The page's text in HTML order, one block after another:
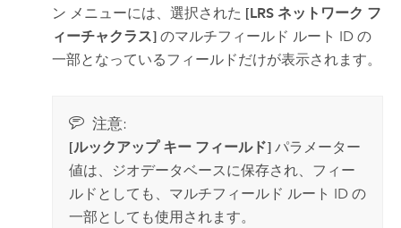
ン メニューには、選択された [LRS ネットワーク フ
ィーチャクラス] のマルチフィールド ルート ID の
一部となっているフィールドだけが表示されます。
注意:
[ルックアップ キー フィールド]パラメーター
値は、ジオデータベースに保存され、フィー
ルドとしても、マルチフィールド ルート ID の
一部としても使用されます。